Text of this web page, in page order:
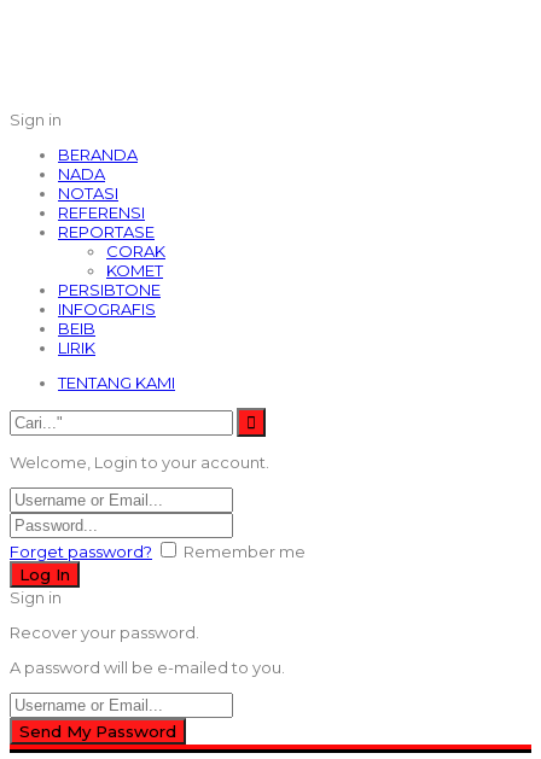
Sign in
BERANDA
NADA
NOTASI
REFERENSI
REPORTASE
CORAK
KOMET
PERSIBTONE
INFOGRAFIS
BEIB
LIRIK
TENTANG KAMI
Welcome, Login to your account.
Forget password? Remember me
Sign in
Recover your password.
A password will be e-mailed to you.